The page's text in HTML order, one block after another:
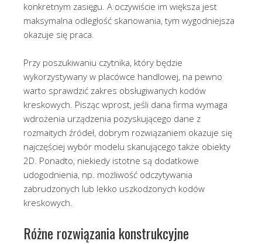
konkretnym zasięgu. A oczywiście im większa jest
maksymalna odległość skanowania, tym wygodniejsza
okazuje się praca.
Przy poszukiwaniu czytnika, który będzie
wykorzystywany w placówce handlowej, na pewno
warto sprawdzić zakres obsługiwanych kodów
kreskowych. Pisząc wprost, jeśli dana firma wymaga
wdrożenia urządzenia pozyskującego dane z
rozmaitych źródeł, dobrym rozwiązaniem okazuje się
najczęściej wybór modelu skanującego także obiekty
2D. Ponadto, niekiedy istotne są dodatkowe
udogodnienia, np. możliwość odczytywania
zabrudzonych lub lekko uszkodzonych kodów
kreskowych.
Różne rozwiązania konstrukcyjne